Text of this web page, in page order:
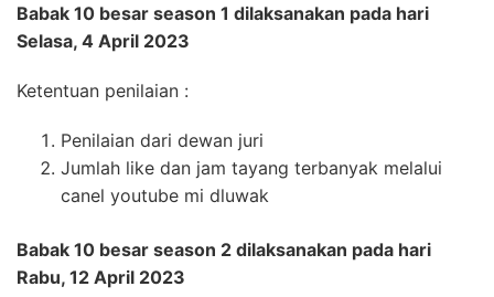
Babak 10 besar season 1 dilaksanakan pada hari
Selasa, 4 April 2023
Ketentuan penilaian :
Penilaian dari dewan juri
Jumlah like dan jam tayang terbanyak melalui
canel youtube mi dluwak
Babak 10 besar season 2 dilaksanakan pada hari
Rabu, 12 April 2023